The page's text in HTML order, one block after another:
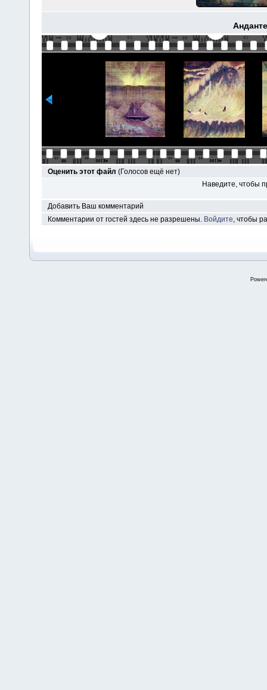
Оценить этот файл (Голосов ещё нет)
Наведите, чтобы
Добавить Ваш комментарий
Комментарии от гостей здесь не разрешены. Войдите, чтобы